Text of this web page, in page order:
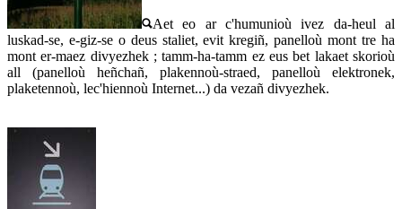
Aet eo ar c'humunioù ivez da-heul al
luskad-se, e-giz-se o deus staliet, evit kregiñ, panelloù mont tre ha
mont er-maez divyezhek ; tamm-ha-tamm ez eus bet lakaet skorioù
all (panelloù heñchañ, plakennoù-straed, panelloù elektronek,
plaketennoù, lec'hiennoù Internet...) da vezañ divyezhek.